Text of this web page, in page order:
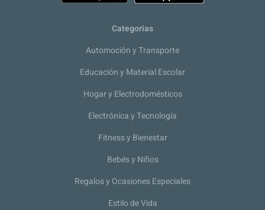
Categorias
Automoción y Transporte
Educación y Material Escolar
Hogar y Electrodomésticos
Electrónica y Tecnología
Fitness y Bienestar
Bebés y Niños
Regalos y Ocasiones Especiales
Estilo de Vida